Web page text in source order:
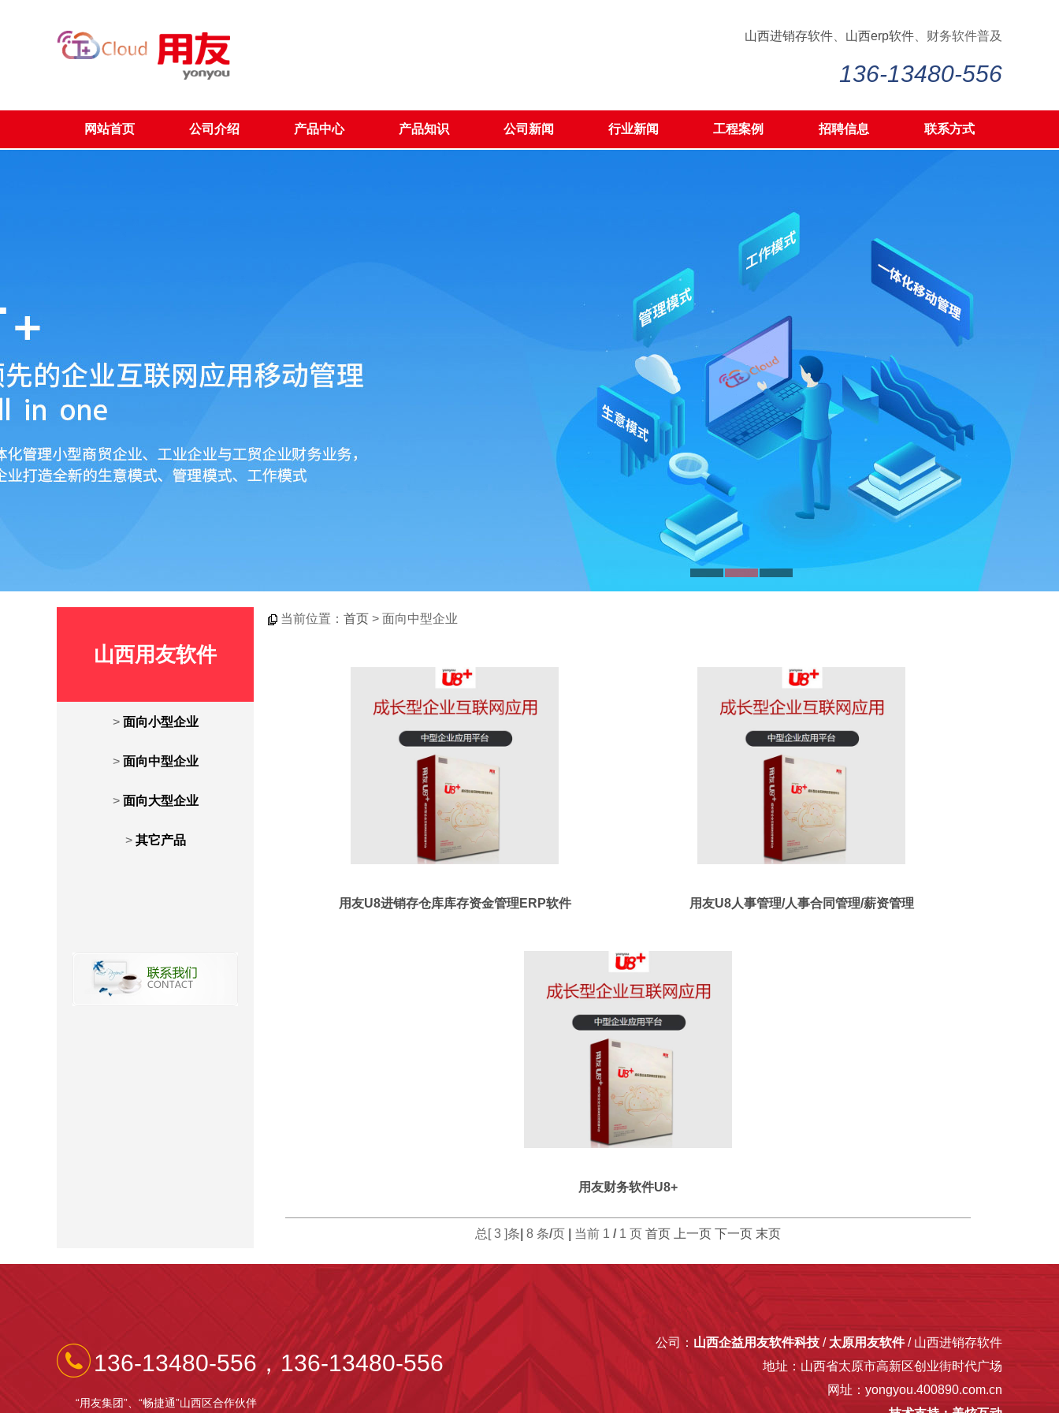
山西进销存软件 山西erp软件 、财务软件普及
136-13480-556
网站首页 公司介绍 产品中心 产品知识 公司新闻 行业新闻 工程案例 招聘信息 联系方式
山西用友软件
> 面向小型企业
> 面向中型企业
> 面向大型企业
> 其它产品
当前位置： 首页 > 面向中型企业
用友U8进销存仓库库存资金管理ERP软件 用友U8人事管理/人事合同管理/薪资管理
用友财务软件U8+
总[3 ]条 8 条/页 当前 1 /1 页 首页 上一页 下一页 末页
136-13480-556，136-13480-556
“用友集团”、“畅捷通”山西区合作伙伴
公司： 山西企益用友软件科技 / 太原用友软件/ 山西进销存软件
地址：山西省太原市高新区创业街时代广场
网址：yongyou.400890.com.cn